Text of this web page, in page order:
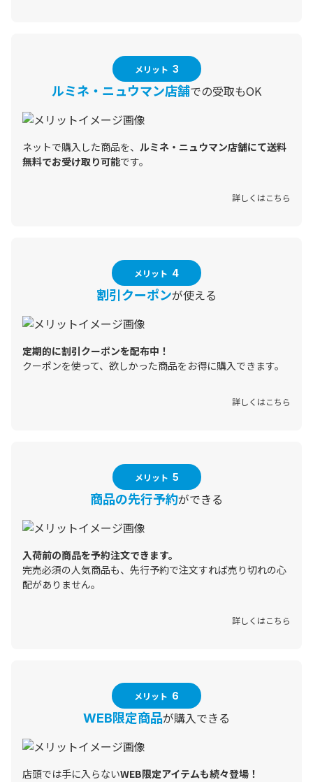
メリット 3
ルミネ・ニュウマン店舗での受取もOK
ネットで購入した商品を、 ルミネ・ニュウマン店舗にて送料
無料でお受け取り可能です。
詳しくはこちら
メリット 4
割引クーポンが使える
定期的に割引クーポンを配布中！
クーポンを使って、欲しかった商品をお得に購入できます。
詳しくはこちら
メリット 5
商品の先行予約ができる
入荷前の商品を予約注文できます。
完売必須の人気商品も、先行予約で注文すれば売り切れの心
配がありません。
詳しくはこちら
メリット 6
WEB限定商品が購入できる
店頭では手に入らないWEB限定アイテムも続々登場！